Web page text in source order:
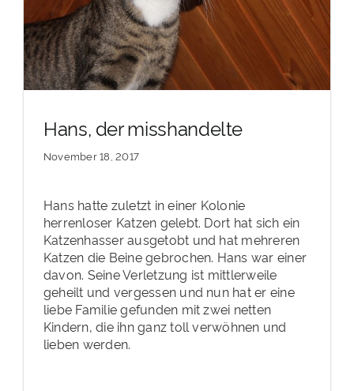
Hans, der misshandelte
November 18, 2017
Hans hatte zuletzt in einer Kolonie
herrenloser Katzen gelebt. Dort hat sich ein
Katzenhasser ausgetobt und hat mehreren
Katzen die Beine gebrochen. Hans war einer
davon. Seine Verletzung ist mittlerweile
geheilt und vergessen und nun hat er eine
liebe Familie gefunden mit zwei netten
Kindern, die ihn ganz toll verwöhnen und
lieben werden.